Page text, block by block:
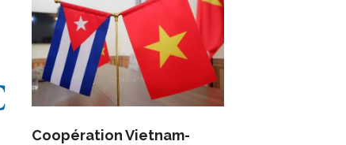
Coopération Vietnam-